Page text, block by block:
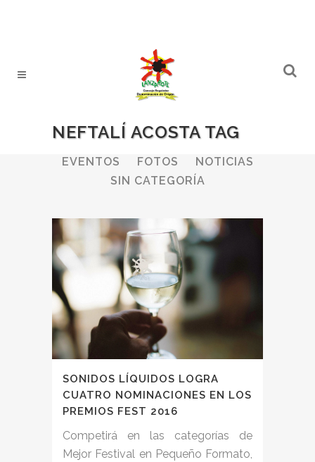
NEFTALÍ ACOSTA TAG
ALL BODEGAS
BOLETINES
EVENTOS
FOTOS
NOTICIAS
SIN CATEGORÍA
SONIDOS LÍQUIDOS LOGRA
CUATRO NOMINACIONES EN LOS
PREMIOS FEST 2016
Competirá en las categorías de
Mejor Festival en Pequeño Formato,